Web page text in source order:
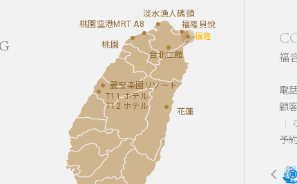
淡水漁人碼頭
麗宝楽園リゾート
T11 ホテル
T12 ホテル
花蓮
福隆
台北二館
桃園空港MRT A8
桃園
福隆貝悅
福
電
顧
予